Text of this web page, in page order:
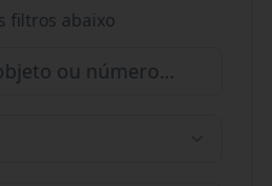
filtros abaixo